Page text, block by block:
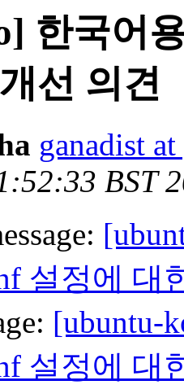
한국어
선 의견
ganadist
BST
설정에 대
[ubuntu-
설정에 대